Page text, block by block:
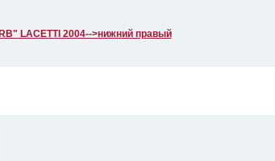
LACETTI 2004-->нижний правый